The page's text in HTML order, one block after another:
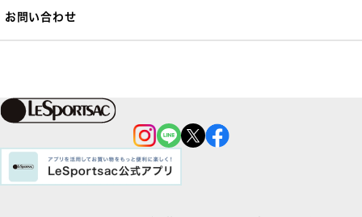
お問い合わせ